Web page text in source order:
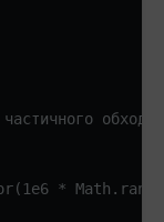
обхода
*